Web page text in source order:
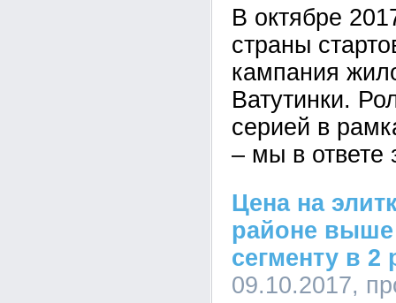
В октябре
страны
кампания
Ватутинки.
серией в
– мы в ответе
Цена на
районе выше
сегменту в 2
09.10.2017,